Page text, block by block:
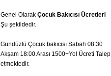
Genel Olarak Çocuk Bakıcısı Ücretleri
Şu şekildedir.
Gündüzlü Çocuk bakıcısı Sabah 08:30
Akşam 18:00 Arası 1500+Yol Ücreti Talep
etmektedir.